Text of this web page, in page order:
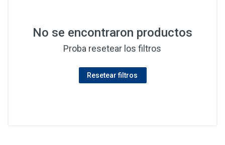
No se encontraron productos
Proba resetear los filtros
Resetear filtros